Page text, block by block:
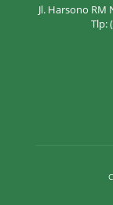
Jl. Harsono RM
Tlp: